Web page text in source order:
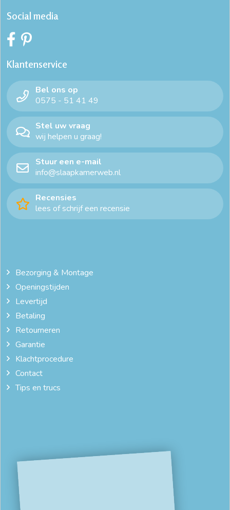
Social media
Klantenservice
Bel ons op
0575 - 51 41 49
Stel uw vraag
wij helpen u graag!
Stuur een e-mail
info@slaapkamerweb.nl
Recensies
lees of schrijf een recensie
Bezorging & Montage
Openingstijden
Levertijd
Betaling
Retourneren
Garantie
Klachtprocedure
Contact
Tips en trucs